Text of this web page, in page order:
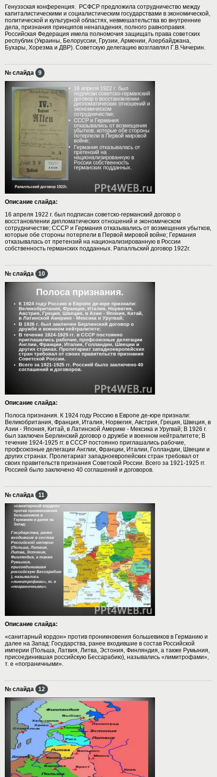
Генуэзская конференция. РСФСР предложила сотрудничество между
капиталистическими и социалистическим государствами в экономической,
политической и культурной областях, невмешательства во внутренние
дела, признания принципов ненападения, полного равноправия.
Российская Федерация имела полномочия защищать права советских
республик (Украины, Белоруссии, Грузии, Армении, Азербайджана,
Бухары, Хорезма и ДВР). Советскую делегацию возглавлял Г.В.Чичерин.
№ слайда 9
Описание слайда:
16 апреля 1922 г. был подписан советско-германский договор о
восстановлении дипломатических отношений и экономическом
сотрудничестве; СССР и Германия отказывались от возмещения убытков,
которые обе стороны потерпели в Первой мировой войне; Германия
отказывалась от претензий на национализированную в России
собственность германских подданных. Рапалльский договор 1922г.
№ слайда 10
Описание слайда:
Полоса признания. К 1924 году Россию в Европе де-юре признали:
Великобритания, Франция, Италия, Норвегия, Австрия, Греция, Швеция, в
Азии - Япония, Китай, в Латинской Америке - Мексика и Уругвай; В 1926 г.
был заключен Берлинский договор о дружбе и военном нейтралитете; В
течение 1924-1925 гг. в СССР постоянно приглашались рабочие,
профсоюзные делегации Англии, Франции, Италии, Голландии, Швеции и
других странах. Пролетариат западноевропейских стран требовал от
своих правительств признания Советской России. Всего за 1921-1925 гг.
Россией было заключено 40 соглашений и договоров.
№ слайда 11
Описание слайда:
«санитарный кордон» против проникновения большевиков в Германию и
далее на Запад: Государства, ранее входившие в состав Российской
империи (Польша, Латвия, Литва, Эстония, Финляндия, а также Румыния,
присоединившая российскую Бессарабию), назывались «лимитрофами»,
т. е «пограничными».
№ слайда 12